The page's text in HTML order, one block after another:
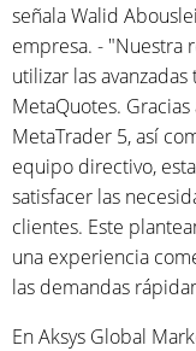
señala Walid
empresa. - "Nuestra
utilizar las
MetaQuotes.
MetaTrader 5, así
equipo directivo,
satisfacer las
clientes. Este
una experiencia
las demandas
En Aksys Global